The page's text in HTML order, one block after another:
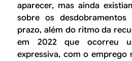
aparecer, mas ainda
sobre os
prazo, além do ritmo da
em 2022 que ocorreu
expressiva, com o emprego